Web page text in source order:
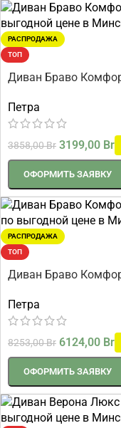
РАСПРОДАЖА
ТОП
Диван Браво
Петра
3858,00Br 3199,00 Br
ОФОРМИТЬ ЗАЯВКУ
РАСПРОДАЖА
ТОП
Диван Браво
Петра
8253,00Br 6124,00 Br
ОФОРМИТЬ ЗАЯВКУ